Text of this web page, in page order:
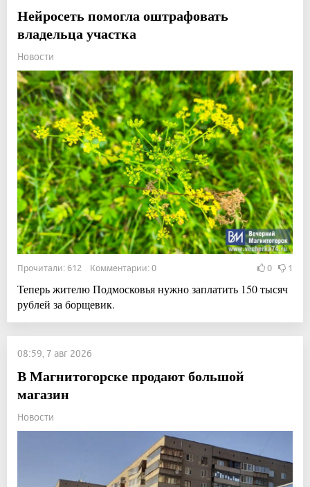
Нейросеть помогла оштрафовать
владельца участка
Новости
Прочитали: 612 Комментарии: 0 0 1
Теперь жителю Подмосковья нужно заплатить 150 тысяч
рублей за борщевик.
08:59, 7 авг 2026
В Магнитогорске продают большой
магазин
Новости